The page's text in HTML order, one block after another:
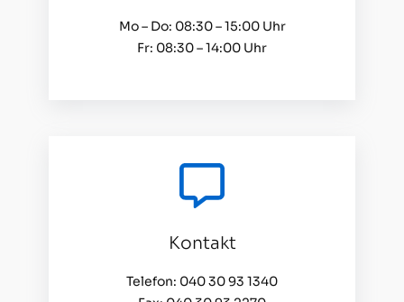
Mo – Do: 08:30 – 15:00 Uhr
Fr: 08:30 – 14:00 Uhr
Kontakt
Telefon: 040 30 93 1340